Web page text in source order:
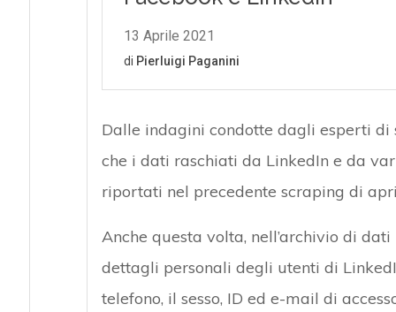
Dalle indagini condotte dagli esperti
che i dati raschiati da LinkedIn e da
riportati nel precedente scraping di
Anche questa volta, nell’archivio di
dettagli personali degli utenti di
telefono, il sesso, ID ed e-mail di